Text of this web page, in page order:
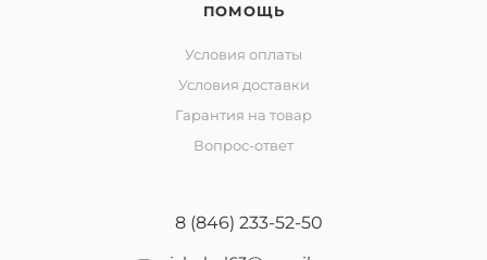
ПОМОЩЬ
Условия оплаты
Условия доставки
Гарантия на товар
Вопрос-ответ
8 (846) 233-52-50